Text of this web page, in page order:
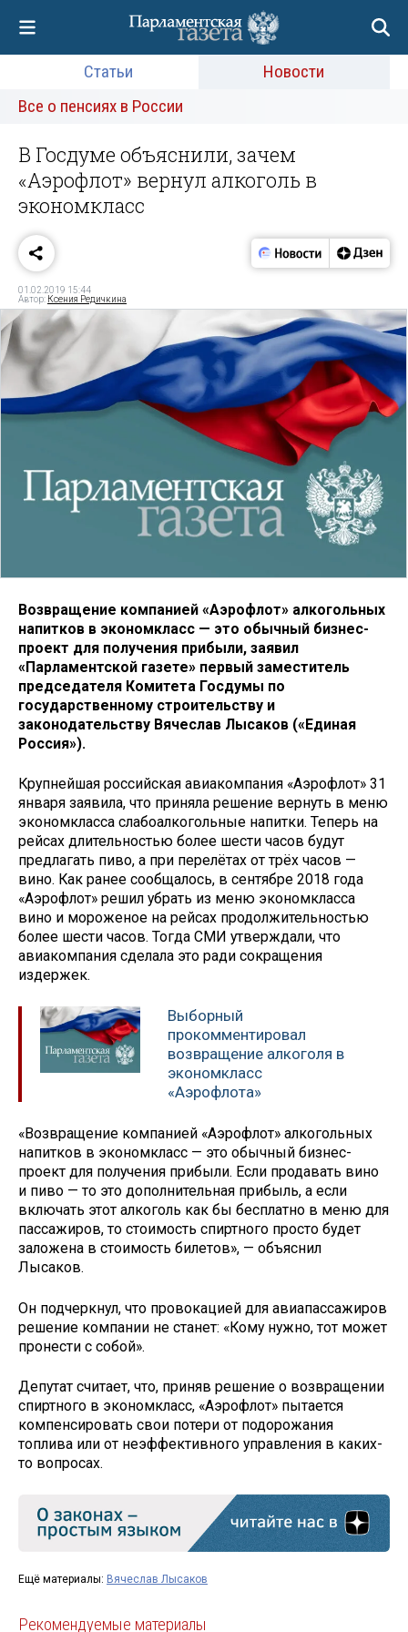
Статьи
Новости
Все о пенсиях в России
В Госдуме объяснили, зачем
«Аэрофлот» вернул алкоголь в
экономкласс
01.02.2019 15:44
Автор: Ксения Редичкина
Возвращение компанией «Аэрофлот» алкогольных
напитков в экономкласс — это обычный бизнес-
проект для получения прибыли, заявил
«Парламентской газете» первый заместитель
председателя Комитета Госдумы по
государственному строительству и
законодательству Вячеслав Лысаков («Единая
Россия»).
Крупнейшая российская авиакомпания «Аэрофлот» 31
января заявила, что приняла решение вернуть в меню
экономкласса слабоалкогольные напитки. Теперь на
рейсах длительностью более шести часов будут
предлагать пиво, а при перелётах от трёх часов —
вино. Как ранее сообщалось, в сентябре 2018 года
«Аэрофлот» решил убрать из меню экономкласса
вино и мороженое на рейсах продолжительностью
более шести часов. Тогда СМИ утверждали, что
авиакомпания сделала это ради сокращения
издержек.
Выборный
прокомментировал
возвращение алкоголя в
экономкласс
«Аэрофлота»
«Возвращение компанией «Аэрофлот» алкогольных
напитков в экономкласс — это обычный бизнес-
проект для получения прибыли. Если продавать вино
и пиво — то это дополнительная прибыль, а если
включать этот алкоголь как бы бесплатно в меню для
пассажиров, то стоимость спиртного просто будет
заложена в стоимость билетов», — объяснил
Лысаков.
Он подчеркнул, что провокацией для авиапассажиров
решение компании не станет: «Кому нужно, тот может
пронести с собой».
Депутат считает, что, приняв решение о возвращении
спиртного в экономкласс, «Аэрофлот» пытается
компенсировать свои потери от подорожания
топлива или от неэффективного управления в каких-
то вопросах.
Ещё материалы: Вячеслав Лысаков
Рекомендуемые материалы